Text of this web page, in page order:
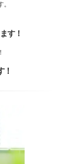
す！
！